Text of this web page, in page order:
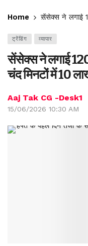
Home सेंसेक्स ने लगाई
ट्रेंडिंग व्यापार
सेंसेक्स ने लगाई
चंद मिनटों में 10
Aaj Tak CG -Desk1
15/06/2026 10:30 AM